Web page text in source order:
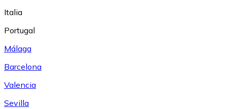
Italia
Portugal
Málaga
Barcelona
Valencia
Sevilla